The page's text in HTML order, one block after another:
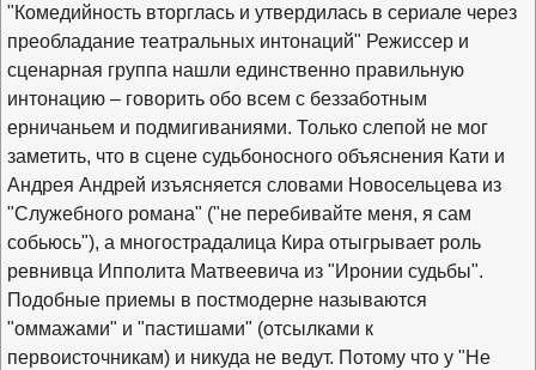
"Комедийность вторглась и утвердилась в сериале через
преобладание театральных интонаций" Режиссер и
сценарная группа нашли единственно правильную
интонацию – говорить обо всем с беззаботным
ерничаньем и подмигиваниями. Только слепой не мог
заметить, что в сцене судьбоносного объяснения Кати и
Андрея Андрей изъясняется словами Новосельцева из
"Служебного романа" ("не перебивайте меня, я сам
собьюсь"), а многострадалица Кира отыгрывает роль
ревнивца Ипполита Матвеевича из "Иронии судьбы".
Подобные приемы в постмодерне называются
"оммажами" и "пастишами" (отсылками к
первоисточникам) и никуда не ведут. Потому что у "Не